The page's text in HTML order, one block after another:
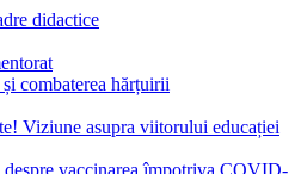
didactice
combaterea hărțuirii
Viziune asupra viitorului educației
despre vaccinarea împotriva COVID-